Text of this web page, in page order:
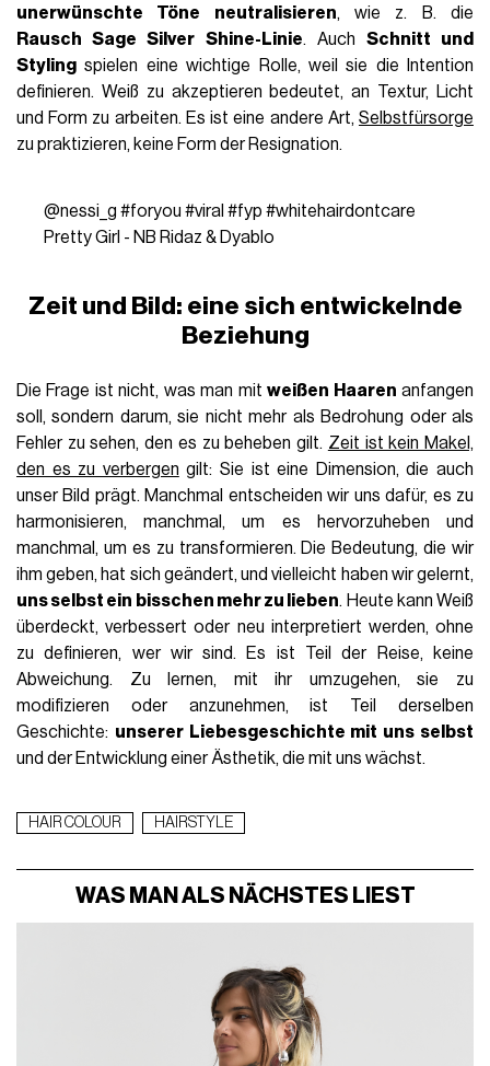
unerwünschte Töne neutralisieren, wie z. B. die
Rausch Sage Silver Shine-Linie. Auch Schnitt und
Styling spielen eine wichtige Rolle, weil sie die Intention
definieren. Weiß zu akzeptieren bedeutet, an Textur, Licht
und Form zu arbeiten. Es ist eine andere Art, Selbstfürsorge
zu praktizieren, keine Form der Resignation.
@nessi_g #foryou #viral #fyp #whitehairdontcare
Pretty Girl - NB Ridaz & Dyablo
Zeit und Bild: eine sich entwickelnde
Beziehung
Die Frage ist nicht, was man mitweißen Haaren anfangen
soll, sondern darum, sie nicht mehr als Bedrohung oder als
Fehler zu sehen, den es zu beheben gilt. Zeit ist kein Makel,
den es zu verbergen gilt: Sie ist eine Dimension, die auch
unser Bild prägt. Manchmal entscheiden wir uns dafür, es zu
harmonisieren, manchmal, um es hervorzuheben und
manchmal, um es zu transformieren. Die Bedeutung, die wir
ihm geben, hat sich geändert, und vielleicht haben wir gelernt,
uns selbst ein bisschen mehr zu lieben. Heute kann Weiß
überdeckt, verbessert oder neu interpretiert werden, ohne
zu definieren, wer wir sind. Es ist Teil der Reise, keine
Abweichung. Zu lernen, mit ihr umzugehen, sie zu
modifizieren oder anzunehmen, ist Teil derselben
Geschichte: unserer Liebesgeschichte mit uns selbst
und der Entwicklung einer Ästhetik, die mit uns wächst.
HAIR COLOUR HAIRSTYLE
WAS MAN ALS NÄCHSTES LIEST